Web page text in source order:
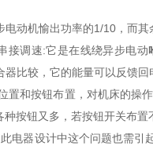
动机愉出功率的1/10，而
接调速:它是在线绕异步电动
比较，它的能量可以反馈回
和按钮布置，对机床的操
种按钮又多，若按钮开关布
电器设计中这个问题也需